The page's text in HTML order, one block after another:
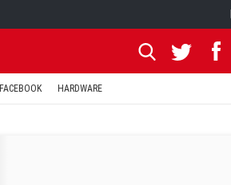
FACEBOOK HARDWARE